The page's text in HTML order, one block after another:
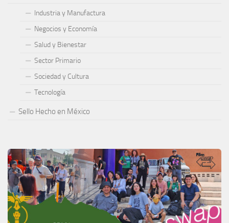
Industria y Manufactura
Negocios y Economía
Salud y Bienestar
Sector Primario
Sociedad y Cultura
Tecnología
Sello Hecho en México